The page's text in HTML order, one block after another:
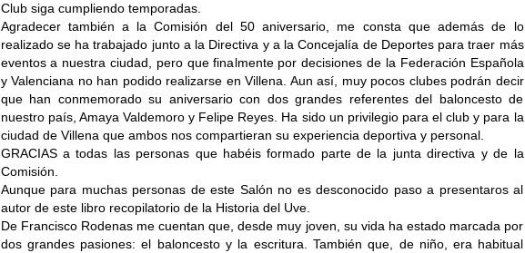
Club siga cumpliendo temporadas.
Agradecer también a la Comisión del 50 aniversario, me consta que además de lo
realizado se ha trabajado junto a la Directiva y a la Concejalía de Deportes para traer más
eventos a nuestra ciudad, pero que finalmente por decisiones de la Federación Española
y Valenciana no han podido realizarse en Villena. Aun así, muy pocos clubes podrán decir
que han conmemorado su aniversario con dos grandes referentes del baloncesto de
nuestro país, Amaya Valdemoro y Felipe Reyes. Ha sido un privilegio para el club y para la
ciudad de Villena que ambos nos compartieran su experiencia deportiva y personal.
GRACIAS a todas las personas que habéis formado parte de la junta directiva y de la
Comisión.
Aunque para muchas personas de este Salón no es desconocido paso a presentaros al
autor de este libro recopilatorio de la Historia del Uve.
De Francisco Rodenas me cuentan que, desde muy joven, su vida ha estado marcada por
dos grandes pasiones: el baloncesto y la escritura. También que, de niño, era habitual